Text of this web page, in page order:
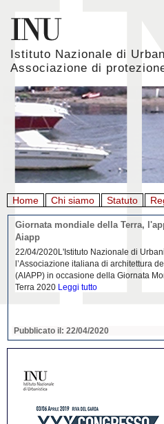
Istituto Nazionale di
Associazione di
Home Chi siamo Statuto
Giornata mondiale della Terra,
Aiapp
22/04/2020L'Istituto Nazionale di
l’Associazione italiana di architettura
(AIAPP) in occasione della Giornata
Terra 2020 Leggi tutto
Pubblicato il: 22/04/2020